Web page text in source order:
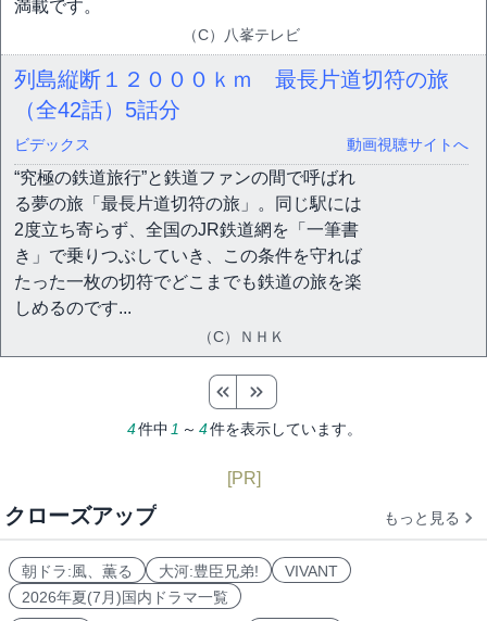
満載です。
（C）八峯テレビ
列島縦断１２０００ｋｍ 最長片道切符の旅
（全42話） 5話分
ビデックス 動画視聴サイトへ
“究極の鉄道旅行”と鉄道ファンの間で呼ばれ
る夢の旅「最長片道切符の旅」。同じ駅には
2度立ち寄らず、全国のJR鉄道網を「一筆書
き」で乗りつぶしていき、この条件を守れば
たった一枚の切符でどこまでも鉄道の旅を楽
しめるのです...
（C）ＮＨＫ
4件中 1 ～ 4件を表示しています。
[PR]
クローズアップ もっと見る
朝ドラ:風、薫る 大河:豊臣兄弟!
VIVANT
2026年夏(7月)国内ドラマ一覧